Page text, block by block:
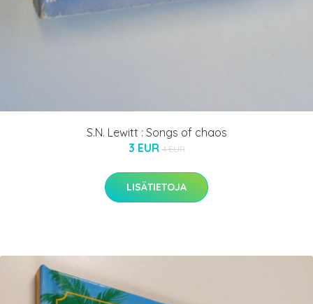
S.N. Lewitt : Songs of chaos
3 EUR 4 EUR
LISÄTIETOJA